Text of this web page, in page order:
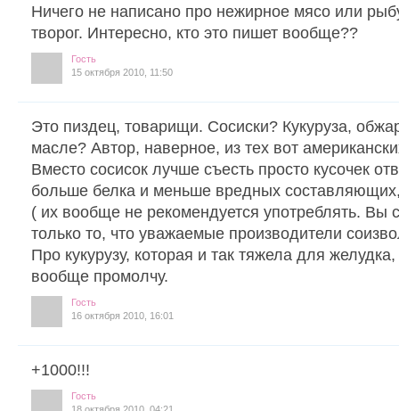
Ничего не написано про нежирное мясо или
творог. Интересно, кто это пишет вообще??
Гость
15 октября 2010, 11:50
Это пиздец, товарищи. Сосиски? Кукуруза,
масле? Автор, наверное, из тех вот
Вместо сосисок лучше съесть просто кусочек
больше белка и меньше вредных составляющих,
( их вообще не рекомендуется употреблять. Вы
только то, что уважаемые производители
Про кукурузу, которая и так тяжела для
вообще промолчу.
Гость
16 октября 2010, 16:01
+1000!!!
Гость